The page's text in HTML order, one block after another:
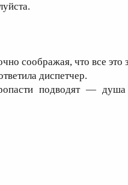
соображая, что все это
диспетчер.
подводят — душа